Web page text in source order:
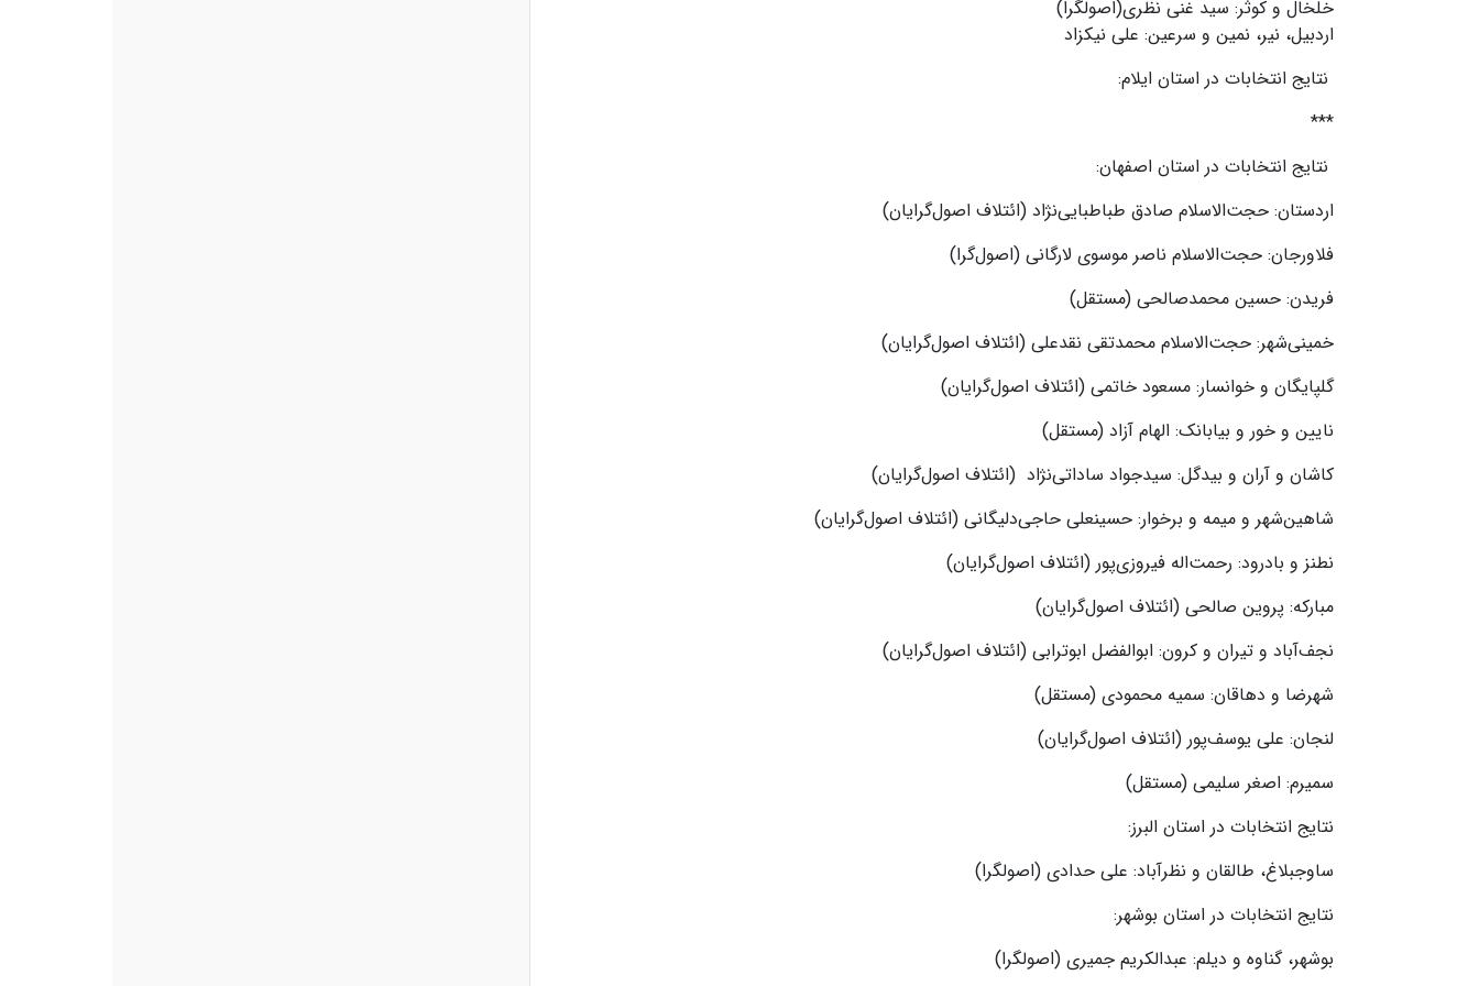
خلخال و کوثر: سید غنی نظری(اصولگرا)
اردبیل، نیر، نمین و سرعین: علی نیکزاد
نتایج انتخابات در استان ایلام:
***
نتایج انتخابات در استان اصفهان:
اردستان: حجت‌الاسلام صادق طباطبایی‌نژاد (ائتلاف اصول‌گرایان)
فلاورجان: حجت‌الاسلام ناصر موسوی لارگانی (اصول‌گرا)
فریدن: حسین محمدصالحی (مستقل)
خمینی‌شهر: حجت‌الاسلام محمدتقی نقدعلی (ائتلاف اصول‌گرایان)
گلپایگان و خوانسار: مسعود خاتمی (ائتلاف اصول‌گرایان)
نایین و خور و بیابانک: الهام آزاد (مستقل)
کاشان و آران و بیدگل: سیدجواد ساداتی‌نژاد (ائتلاف اصول‌گرایان)
شاهین‌شهر و میمه و برخوار: حسینعلی حاجی‌دلیگانی (ائتلاف اصول‌گرایان)
نطنز و بادرود: رحمت‌اله فیروزی‌پور (ائتلاف اصول‌گرایان)
مبارکه: پروین صالحی (ائتلاف اصول‌گرایان)
نجف‌آباد و تیران و کرون: ابوالفضل ابوترابی (ائتلاف اصول‌گرایان)
شهرضا و دهاقان: سمیه محمودی (مستقل)
لنجان: علی یوسف‌پور (ائتلاف اصول‌گرایان)
سمیرم: اصغر سلیمی (مستقل)
نتایج انتخابات در استان البرز:
ساوجبلاغ، طالقان و نظرآباد: علی حدادی (اصولگرا)
نتایج انتخابات در استان بوشهر:
بوشهر، گناوه و دیلم: عبدالکریم جمیری (اصولگرا)